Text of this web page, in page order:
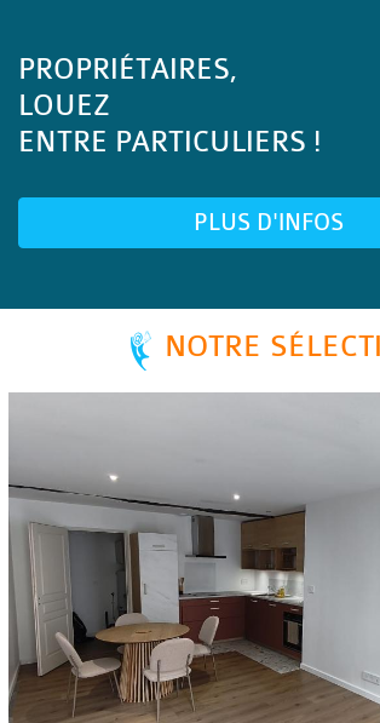
PROPRIÉTAIRES,
LOUEZ
ENTRE PARTICULIERS !
PLUS D'INFOS
NOTRE